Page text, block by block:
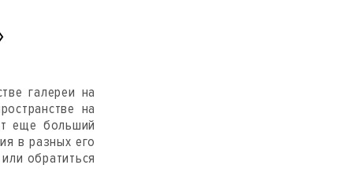
галереи на
на
еще больший
в разных его
обратиться